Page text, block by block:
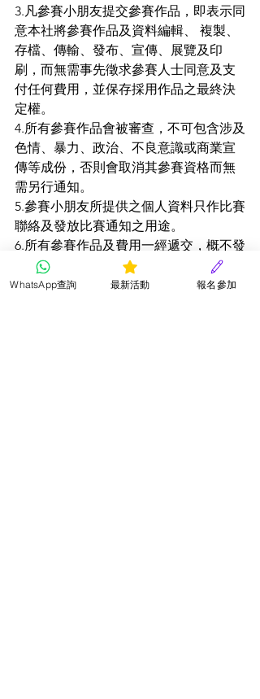
3.凡參賽小朋友提交參賽作品，即表示同
意本社將參賽作品及資料編輯、 複製、
存檔、傳輸、發布、宣傳、展覽及印
刷，而無需事先徵求參賽人士同意及支
付任何費用，並保存採用作品之最終決
定權。
4.所有參賽作品會被審查，不可包含涉及
色情、暴力、政治、不良意識或商業宣
傳等成份，否則會取消其參賽資格而無
需另行通知。
5.參賽小朋友所提供之個人資料只作比賽
聯絡及發放比賽通知之用途。
6.所有參賽作品及費用一經遞交，概不發
還，而作品之版權均屬星星兒童才藝社
所有。
WhatsApp查詢 最新活動 報名參加